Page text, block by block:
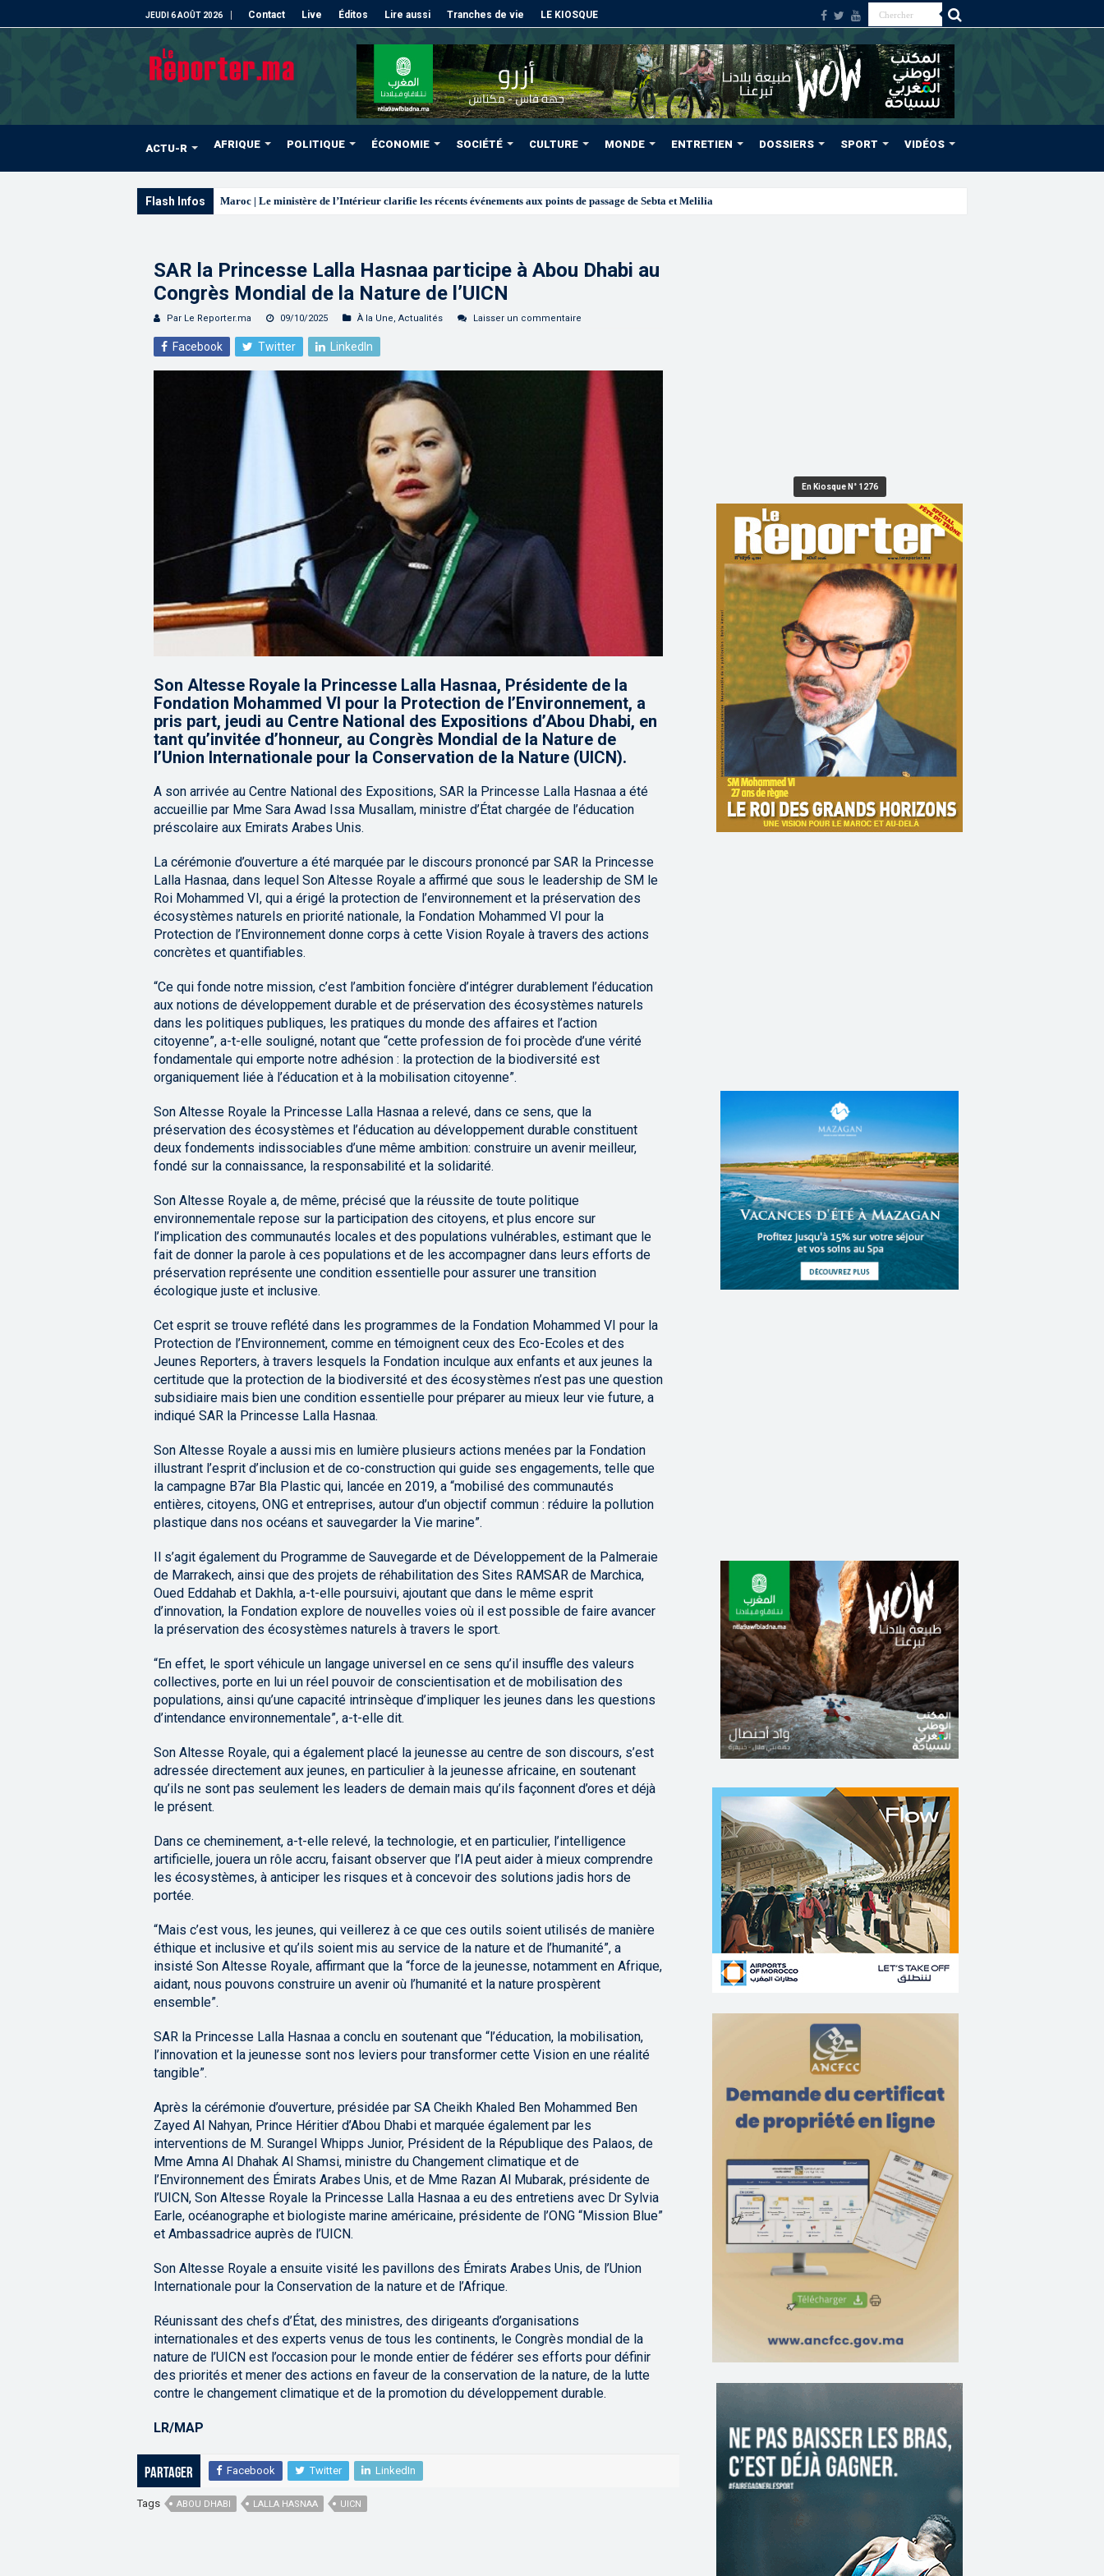
JEUDI 6 AOÛT 2026 Contact Live Éditos Lire aussi Tranches de vie LE KIOSQUE
ACTU-R AFRIQUE POLITIQUE ÉCONOMIE SOCIÉTÉ CULTURE MONDE ENTRETIEN DOSSIERS SPORT VIDÉOS
Flash Infos La voie express Tiznit-Dak
SAR la Princesse Lalla Hasnaa participe à Abou Dhabi au
Congrès Mondial de la Nature de l’UICN
Par Le Reporter.ma 09/10/2025 À la Une, Actualités Laisser un commentaire
Facebook Twitter LinkedIn
Son Altesse Royale la Princesse Lalla Hasnaa, Présidente de la
Fondation Mohammed VI pour la Protection de l’Environnement, a
pris part, jeudi au Centre National des Expositions d’Abou Dhabi, en
tant qu’invitée d’honneur, au Congrès Mondial de la Nature de
l’Union Internationale pour la Conservation de la Nature (UICN).
A son arrivée au Centre National des Expositions, SAR la Princesse Lalla Hasnaa a été
accueillie par Mme Sara Awad Issa Musallam, ministre d’État chargée de l’éducation
préscolaire aux Emirats Arabes Unis.
La cérémonie d’ouverture a été marquée par le discours prononcé par SAR la Princesse
Lalla Hasnaa, dans lequel Son Altesse Royale a affirmé que sous le leadership de SM le
Roi Mohammed VI, qui a érigé la protection de l’environnement et la préservation des
écosystèmes naturels en priorité nationale, la Fondation Mohammed VI pour la
Protection de l’Environnement donne corps à cette Vision Royale à travers des actions
concrètes et quantifiables.
“Ce qui fonde notre mission, c’est l’ambition foncière d’intégrer durablement l’éducation
aux notions de développement durable et de préservation des écosystèmes naturels
dans les politiques publiques, les pratiques du monde des affaires et l’action
citoyenne”, a-t-elle souligné, notant que “cette profession de foi procède d’une vérité
fondamentale qui emporte notre adhésion : la protection de la biodiversité est
organiquement liée à l’éducation et à la mobilisation citoyenne”.
Son Altesse Royale la Princesse Lalla Hasnaa a relevé, dans ce sens, que la
préservation des écosystèmes et l’éducation au développement durable constituent
deux fondements indissociables d’une même ambition: construire un avenir meilleur,
fondé sur la connaissance, la responsabilité et la solidarité.
Son Altesse Royale a, de même, précisé que la réussite de toute politique
environnementale repose sur la participation des citoyens, et plus encore sur
l’implication des communautés locales et des populations vulnérables, estimant que le
fait de donner la parole à ces populations et de les accompagner dans leurs efforts de
préservation représente une condition essentielle pour assurer une transition
écologique juste et inclusive.
Cet esprit se trouve reflété dans les programmes de la Fondation Mohammed VI pour la
Protection de l’Environnement, comme en témoignent ceux des Eco-Ecoles et des
Jeunes Reporters, à travers lesquels la Fondation inculque aux enfants et aux jeunes la
certitude que la protection de la biodiversité et des écosystèmes n’est pas une question
subsidiaire mais bien une condition essentielle pour préparer au mieux leur vie future, a
indiqué SAR la Princesse Lalla Hasnaa.
Son Altesse Royale a aussi mis en lumière plusieurs actions menées par la Fondation
illustrant l’esprit d’inclusion et de co-construction qui guide ses engagements, telle que
la campagne B7ar Bla Plastic qui, lancée en 2019, a “mobilisé des communautés
entières, citoyens, ONG et entreprises, autour d’un objectif commun : réduire la pollution
plastique dans nos océans et sauvegarder la Vie marine”.
Il s’agit également du Programme de Sauvegarde et de Développement de la Palmeraie
de Marrakech, ainsi que des projets de réhabilitation des Sites RAMSAR de Marchica,
Oued Eddahab et Dakhla, a-t-elle poursuivi, ajoutant que dans le même esprit
d’innovation, la Fondation explore de nouvelles voies où il est possible de faire avancer
la préservation des écosystèmes naturels à travers le sport.
“En effet, le sport véhicule un langage universel en ce sens qu’il insuffle des valeurs
collectives, porte en lui un réel pouvoir de conscientisation et de mobilisation des
populations, ainsi qu’une capacité intrinsèque d’impliquer les jeunes dans les questions
d’intendance environnementale”, a-t-elle dit.
Son Altesse Royale, qui a également placé la jeunesse au centre de son discours, s’est
adressée directement aux jeunes, en particulier à la jeunesse africaine, en soutenant
qu’ils ne sont pas seulement les leaders de demain mais qu’ils façonnent d’ores et déjà
le présent.
Dans ce cheminement, a-t-elle relevé, la technologie, et en particulier, l’intelligence
artificielle, jouera un rôle accru, faisant observer que l’IA peut aider à mieux comprendre
les écosystèmes, à anticiper les risques et à concevoir des solutions jadis hors de
portée.
“Mais c’est vous, les jeunes, qui veillerez à ce que ces outils soient utilisés de manière
éthique et inclusive et qu’ils soient mis au service de la nature et de l’humanité”, a
insisté Son Altesse Royale, affirmant que la “force de la jeunesse, notamment en Afrique,
aidant, nous pouvons construire un avenir où l’humanité et la nature prospèrent
ensemble”.
SAR la Princesse Lalla Hasnaa a conclu en soutenant que “l’éducation, la mobilisation,
l’innovation et la jeunesse sont nos leviers pour transformer cette Vision en une réalité
tangible”.
Après la cérémonie d’ouverture, présidée par SA Cheikh Khaled Ben Mohammed Ben
Zayed Al Nahyan, Prince Héritier d’Abou Dhabi et marquée également par les
interventions de M. Surangel Whipps Junior, Président de la République des Palaos, de
Mme Amna Al Dhahak Al Shamsi, ministre du Changement climatique et de
l’Environnement des Émirats Arabes Unis, et de Mme Razan Al Mubarak, présidente de
l’UICN, Son Altesse Royale la Princesse Lalla Hasnaa a eu des entretiens avec Dr Sylvia
Earle, océanographe et biologiste marine américaine, présidente de l’ONG “Mission Blue”
et Ambassadrice auprès de l’UICN.
Son Altesse Royale a ensuite visité les pavillons des Émirats Arabes Unis, de l’Union
Internationale pour la Conservation de la nature et de l’Afrique.
Réunissant des chefs d’État, des ministres, des dirigeants d’organisations
internationales et des experts venus de tous les continents, le Congrès mondial de la
nature de l’UICN est l’occasion pour le monde entier de fédérer ses efforts pour définir
des priorités et mener des actions en faveur de la conservation de la nature, de la lutte
contre le changement climatique et de la promotion du développement durable.
LR/MAP
Partager Facebook Twitter LinkedIn
Tags ABOU DHABI LALLA HASNAA UICN
En Kiosque N° 1276